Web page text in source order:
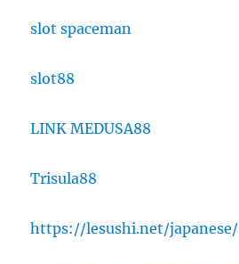
slot spaceman
slot88
LINK MEDUSA88
Trisula88
https://lesushi.net/japanese/